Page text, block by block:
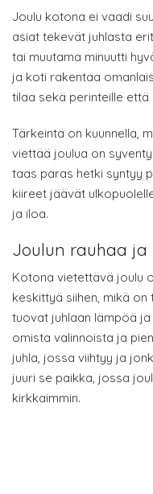
Joulu kotona ei vaadi
asiat tekevät juhlasta
tai muutama minuutti
ja koti rakentaa
tilaa sekä perinteille että
Tärkeintä on kuunnella,
viettää joulua on
taas paras hetki syntyy
kiireet jäävät
ja iloa.
Joulun rauhaa
Kotona vietettävä joulu
keskittyä siihen, mikä
tuovat juhlaan lämpöä
omista valinnoista ja
juhla, jossa viihtyy ja
juuri se paikka, jossa
kirkkaimmin.